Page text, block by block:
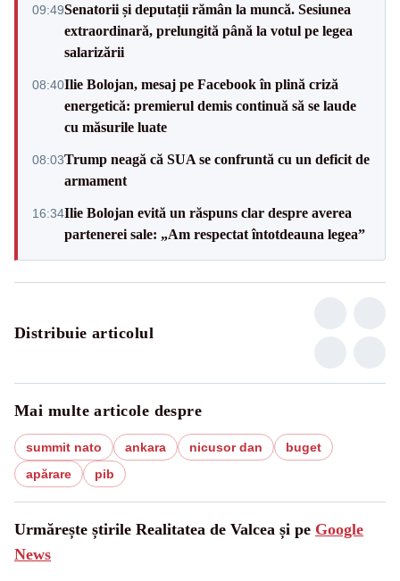
09:49Senatorii și deputații rămân la muncă. Sesiunea
extraordinară, prelungită până la votul pe legea
salarizării
08:40Ilie Bolojan, mesaj pe Facebook în plină criză
energetică: premierul demis continuă să se laude
cu măsurile luate
08:03Trump neagă că SUA se confruntă cu un deficit de
armament
16:34Ilie Bolojan evită un răspuns clar despre averea
partenerei sale: „Am respectat întotdeauna legea”
Distribuie articolul
Mai multe articole despre
summit nato ankara nicusor dan
buget
apărare
pib
Urmărește știrile Realitatea de Valcea și pe Google
News